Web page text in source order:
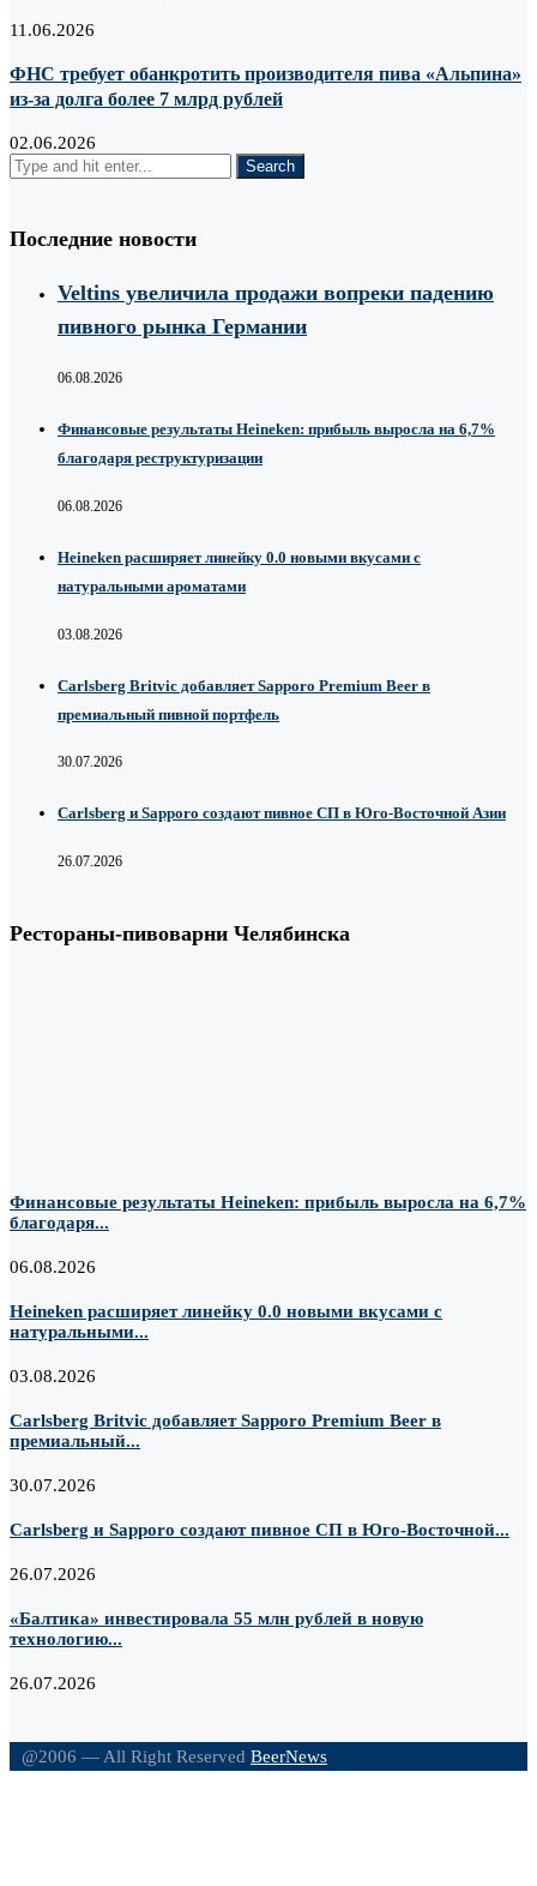
11.06.2026
ФНС требует обанкротить производителя пива «Альпина»
из-за долга более 7 млрд рублей
02.06.2026
Последние новости
Veltins увеличила продажи вопреки падению
пивного рынка Германии
06.08.2026
Финансовые результаты Heineken: прибыль выросла на 6,7%
благодаря реструктуризации
06.08.2026
Heineken расширяет линейку 0.0 новыми вкусами с
натуральными ароматами
03.08.2026
Carlsberg Britvic добавляет Sapporo Premium Beer в
премиальный пивной портфель
30.07.2026
Carlsberg и Sapporo создают пивное СП в Юго-Восточной Азии
26.07.2026
Рестораны-пивоварни Челябинска
Финансовые результаты Heineken: прибыль выросла на 6,7%
благодаря...
06.08.2026
Heineken расширяет линейку 0.0 новыми вкусами с
натуральными...
03.08.2026
Carlsberg Britvic добавляет Sapporo Premium Beer в
премиальный...
30.07.2026
Carlsberg и Sapporo создают пивное СП в Юго-Восточной...
26.07.2026
«Балтика» инвестировала 55 млн рублей в новую
технологию...
26.07.2026
@2006 — All Right Reserved BeerNews